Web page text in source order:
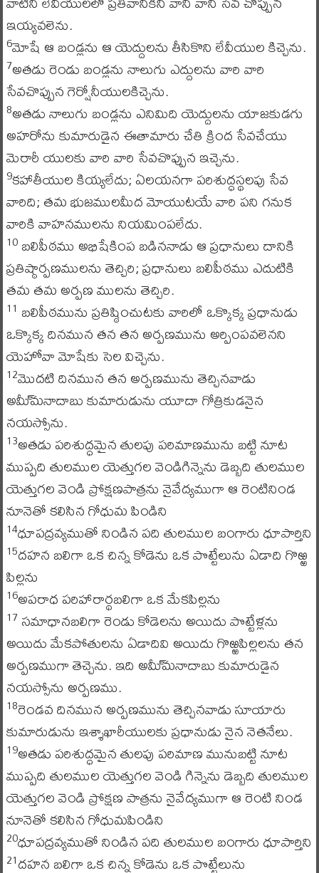
ఇయ్యవలెను.
6మోషే ఆ బండ్లను ఆ యెద్దులను తీసికొని లేవీయుల కిచ్చెను.
7అతడు రెండు బండ్లను నాలుగు ఎద్దులను వారి వారి
సేవచొప్పున గెర్షోనీయులకిచ్చెను.
8అతడు నాలుగు బండ్లను ఎనిమిది యెద్దులను యాజకుడగు
అహరోను కుమారుడైన ఈతామారు చేతి క్రింద సేవచేయు
మెరారీ యులకు వారి వారి సేవచొప్పున ఇచ్చెను.
9కహాతీయుల కియ్యలేదు; ఏలయనగా పరిశుద్ధస్థలపు సేవ
వారిది; తమ భుజములమీద మోయుటయే వారి పని గనుక
వారికి వాహనములను నియమింపలేదు.
10బలిపీఠము అభిషేకింప బడిననాడు ఆ ప్రధానులు దానికి
ప్రతిష్ఠార్పణములను తెచ్చిరి; ప్రధానులు బలిపీఠము ఎదుటికి
తమ తమ అర్పణ ములను తెచ్చిరి.
11 బలిపీఠమును ప్రతిష్ఠించుటకు వారిలో ఒక్కొక్క ప్రధానుడు
ఒక్కొక్క దినమున తన తన అర్పణమును అర్పింపవలెనని
యెహోవా మోషేకు సెల విచ్చెను.
12మొదటి దినమున తన అర్పణమును తెచ్చినవాడు
అమీ్మనాదాబు కుమారుడును యూదా గోత్రికుడనైన
నయస్సోను.
13అతడు పరిశుద్ధమైన తులపు పరిమాణమును బట్టి నూట
ముప్పది తులముల యెత్తుగల వెండిగిన్నెను డెబ్బది తులముల
యెత్తుగల వెండి ప్రోక్షణపాత్రను నైవేద్యముగా ఆ రెంటినిండ
నూనెతో కలిసిన గోధుమ పిండిని
14ధూపద్రవ్యముతో నిండిన పది తులముల బంగారు ధూపార్తిని
15దహన బలిగా ఒక చిన్న కోడెను ఒక పొట్టేలును ఏడాది గొఱ్ఱ
పిల్లను
16అపరాధ పరిహారార్థబలిగా ఒక మేకపిల్లను
17సమాధానబలిగా రెండు కోడెలను అయిదు పొట్టేళ్లను
అయిదు మేకపోతులను ఏడాదివి అయిదు గొఱ్ఱపిల్లలను తన
అర్పణముగా తెచ్చెను. ఇది అమీ్మనాదాబు కుమారుడైన
నయస్సోను అర్పణము.
18రెండవ దినమున అర్పణమును తెచ్చినవాడు సూయారు
కుమారుడును ఇశ్శాఖారీయులకు ప్రధానుడు నైన నెతనేలు.
19అతడు పరిశుద్ధమైన తులపు పరిమాణ మునుబట్టి నూట
ముప్పది తులముల యెత్తుగల వెండి గిన్నెను డెబ్బది తులముల
యెత్తుగల వెండి ప్రోక్షణ పాత్రను నైవేద్యముగా ఆ రెంటి నిండ
నూనెతో కలిసిన గోధుమపిండిని
20ధూపద్రవ్యముతో నిండిన పది తులముల బంగారు ధూపార్తిని
21దహన బలిగా ఒక చిన్న కోడెను ఒక పొట్టేలును